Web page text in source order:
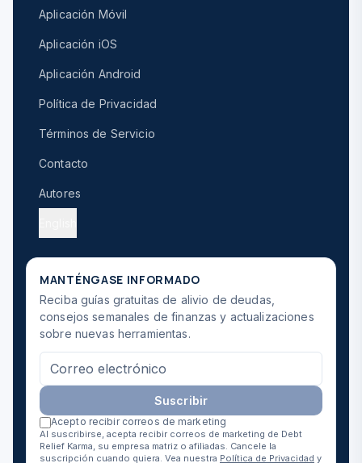
Aplicación Móvil
Aplicación iOS
Aplicación Android
Política de Privacidad
Términos de Servicio
Contacto
Autores
MANTÉNGASE INFORMADO
Reciba guías gratuitas de alivio de deudas,
consejos semanales de finanzas y actualizaciones
sobre nuevas herramientas.
Suscribir
Acepto recibir correos de marketing
Al suscribirse, acepta recibir correos de marketing de Debt
Relief Karma, su empresa matriz o afiliadas. Cancele la
suscripción cuando quiera. Vea nuestra Política de Privacidad y